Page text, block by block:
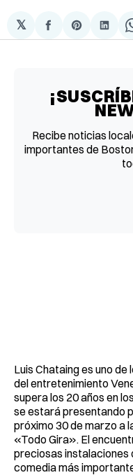
𝕏
Compartir
en
Share
on
en
Recibe noticias
importantes de
Luis Chataing es uno
del entretenimiento
supera los 20 años en
se estará presentando
próximo 30 de marzo a
«Todo Gira». El
preciosas instalaciones
comedia más